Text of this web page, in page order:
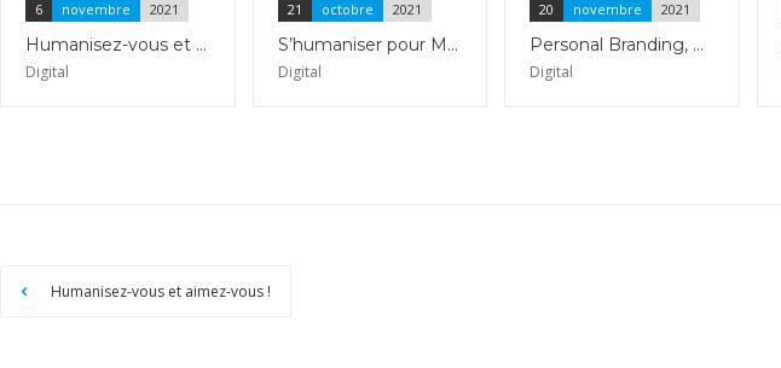
6 novembre 2021
Humanisez-vous et aimez-vous !
Digital
21 octobre 2021
S’humaniser pour Manager
Digital
20 novembre 2021
Personal Branding, quel est votre ADN ?
Digital
Humanisez-vous et aimez-vous !